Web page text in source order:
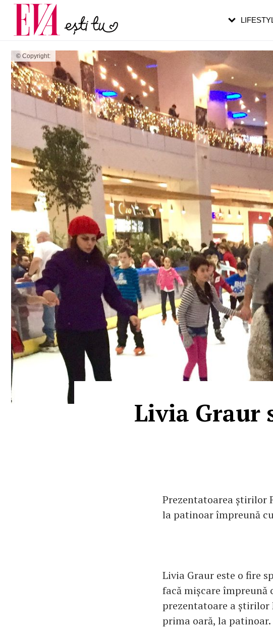
© Copyright:
Livia Graur
Prezentatoarea știrilor
la patinoar împreună
Livia Graur este o fire
facă mișcare împreună
prezentatoare a știrilor
prima oară, la patinoar.
Carieră
Actualitate
pe măsură ce înaintezi în vârstă